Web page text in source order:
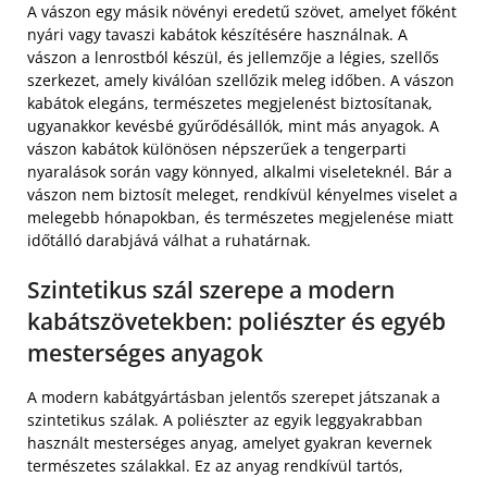
A vászon egy másik növényi eredetű szövet, amelyet főként
nyári vagy tavaszi kabátok készítésére használnak. A
vászon a lenrostból készül, és jellemzője a légies, szellős
szerkezet, amely kiválóan szellőzik meleg időben. A vászon
kabátok elegáns, természetes megjelenést biztosítanak,
ugyanakkor kevésbé gyűrődésállók, mint más anyagok. A
vászon kabátok különösen népszerűek a tengerparti
nyaralások során vagy könnyed, alkalmi viseleteknél. Bár a
vászon nem biztosít meleget, rendkívül kényelmes viselet a
melegebb hónapokban, és természetes megjelenése miatt
időtálló darabjává válhat a ruhatárnak.
Szintetikus szál szerepe a modern
kabátszövetekben: poliészter és egyéb
mesterséges anyagok
A modern kabátgyártásban jelentős szerepet játszanak a
szintetikus szálak. A poliészter az egyik leggyakrabban
használt mesterséges anyag, amelyet gyakran kevernek
természetes szálakkal. Ez az anyag rendkívül tartós,